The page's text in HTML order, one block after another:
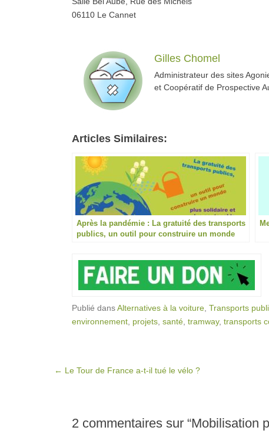
06110 Le Cannet
Gilles Chomel
Administrateur des sites
et Coopératif de Prospective
Articles Similaires:
Après la pandémie : La gratuité des transports
publics, un outil pour construire un monde
Publié dansAlternatives à la voiture Transports
environnement projets santé tramway, transports
Post navigation
← Le Tour de France a-t-il tué le vélo ?
2 commentaires sur “Mobilisation